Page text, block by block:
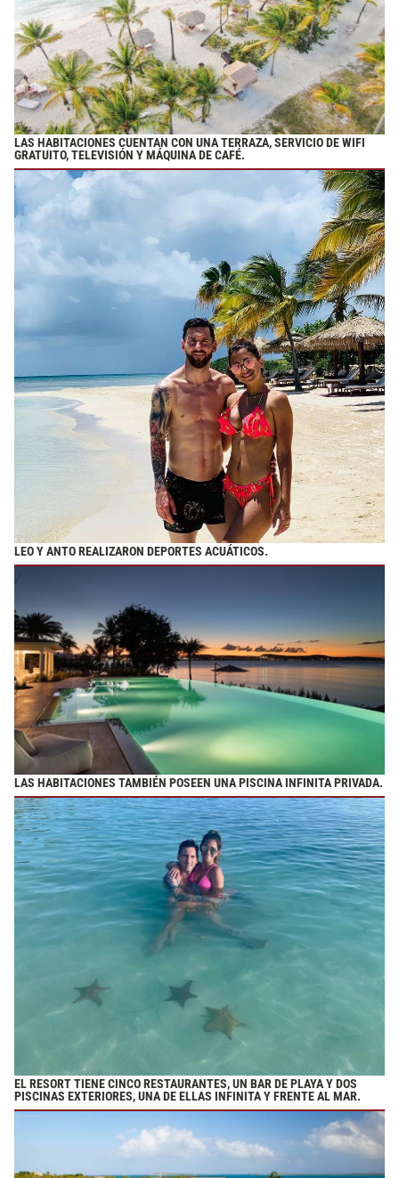
LAS HABITACIONES CUENTAN CON UNA TERRAZA, SERVICIO DE WIFI
GRATUITO, TELEVISIÓN Y MÁQUINA DE CAFÉ.
LEO Y ANTO REALIZARON DEPORTES ACUÁTICOS.
LAS HABITACIONES TAMBIÉN POSEEN UNA PISCINA INFINITA PRIVADA.
EL RESORT TIENE CINCO RESTAURANTES, UN BAR DE PLAYA Y DOS
PISCINAS EXTERIORES, UNA DE ELLAS INFINITA Y FRENTE AL MAR.